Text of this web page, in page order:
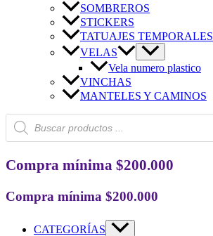
SOMBREROS
STICKERS
TATUAJES TEMPORALES
VELAS
Vela numero plastico
VINCHAS
MANTELES Y CAMINOS
Búsqueda
de
productos
Compra mínima $200.000
Compra mínima $200.000
CATEGORÍAS